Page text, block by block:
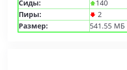
Сиды:
140
Пиры:
2
Размер:
541.55 МБ